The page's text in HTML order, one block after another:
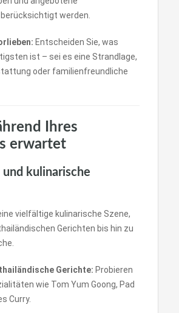
werden.
Entscheiden Sie, was
ist – sei es eine Strandlage,
oder familienfreundliche
Ihres
erwartet
und kulinarische
vielfältige kulinarische Szene,
Gerichten bis hin zu
Gerichte: Probieren
wie Tom Yum Goong, Pad
Curry.